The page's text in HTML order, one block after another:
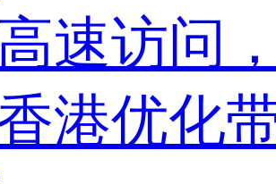
速访问
港优化